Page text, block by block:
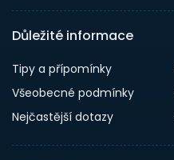
Důležité informace
Tipy a přípomínky
Všeobecné podmínky
Nejčastější dotazy